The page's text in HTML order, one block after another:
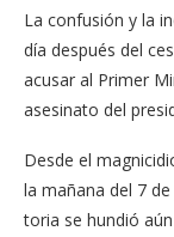
La confusión y la
día después del
acu­sar al Primer
asesinato del
Desde el
la mañana del 7
toria se hundió